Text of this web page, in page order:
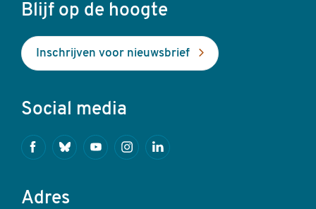
Blijf op de hoogte
Inschrijven voor nieuwsbrief
Social media
FacebookBlueskyYoutubeInstagramLinkedin
Adres